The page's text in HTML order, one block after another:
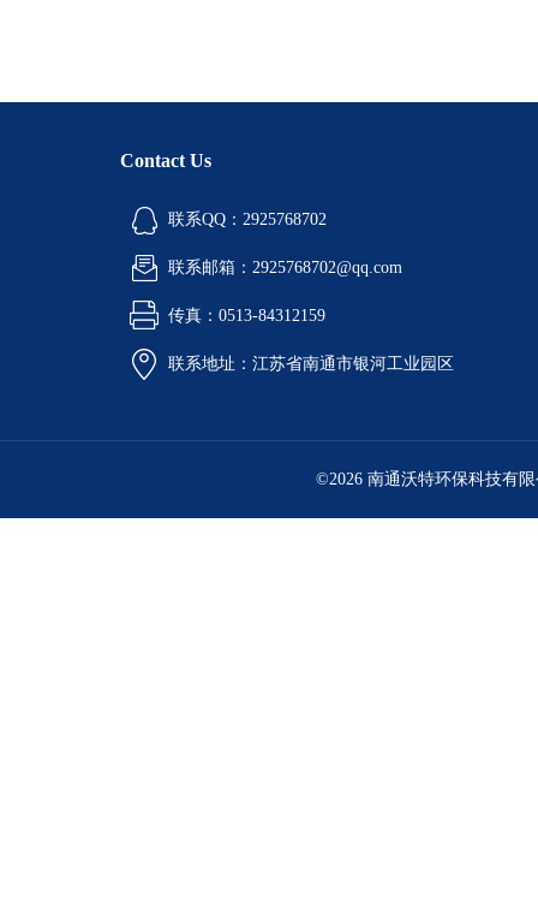
Contact Us
联系QQ：2925768702
联系邮箱：2925768702@qq.com
传真：0513-84312159
联系地址：江苏省南通市银河工业园区
©2026 南通沃特环保科技有